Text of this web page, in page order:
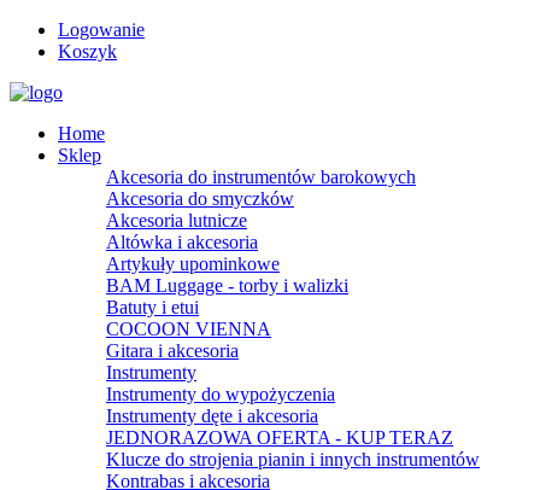
Logowanie
Koszyk
Home
Sklep
Akcesoria do instrumentów barokowych
Akcesoria do smyczków
Akcesoria lutnicze
Altówka i akcesoria
Artykuły upominkowe
BAM Luggage - torby i walizki
Batuty i etui
COCOON VIENNA
Gitara i akcesoria
Instrumenty
Instrumenty do wypożyczenia
Instrumenty dęte i akcesoria
JEDNORAZOWA OFERTA - KUP TERAZ
Klucze do strojenia pianin i innych instrumentów
Kontrabas i akcesoria